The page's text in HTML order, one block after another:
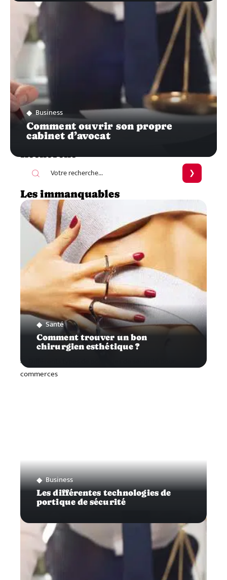
Business
Comment ouvrir son propre
cabinet d’avocat
Recherche
Les immanquables
Santé
Comment trouver un bon
chirurgien esthétique ?
Business
Les différentes technologies de
portique de sécurité